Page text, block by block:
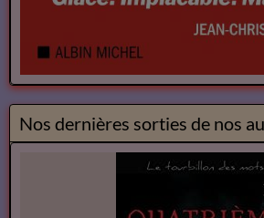
Nos dernières sorties de nos